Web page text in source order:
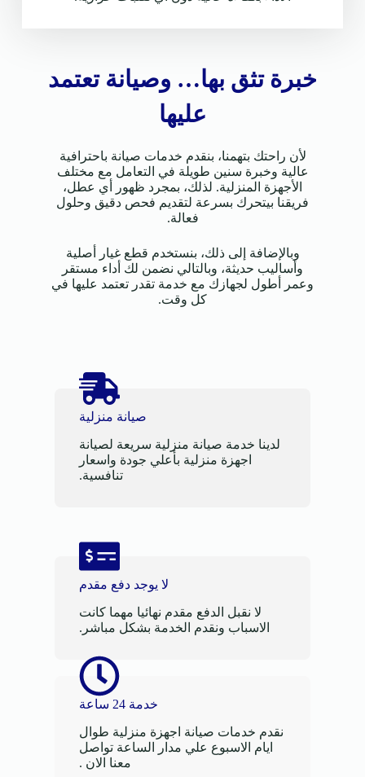
خبرة تثق بها… وصيانة تعتمد
عليها
لأن راحتك بتهمنا، بنقدم خدمات صيانة باحترافية
عالية وخبرة سنين طويلة في التعامل مع مختلف
الأجهزة المنزلية. لذلك، بمجرد ظهور أي عطل،
فريقنا بيتحرك بسرعة لتقديم فحص دقيق وحلول
فعالة.
وبالإضافة إلى ذلك، بنستخدم قطع غيار أصلية
وأساليب حديثة، وبالتالي نضمن لك أداء مستقر
وعمر أطول لجهازك مع خدمة تقدر تعتمد عليها في
كل وقت.
صيانة منزلية
لدينا خدمة صيانة منزلية سريعة لصيانة
اجهزة منزلية بأعلي جودة واسعار
تنافسية.
لا يوجد دفع مقدم
لا نقبل الدفع مقدم نهائيا مهما كانت
الاسباب ونقدم الخدمة بشكل مباشر.
خدمة 24 ساعة
نقدم خدمات صيانة اجهزة منزلية طوال
ايام الاسبوع علي مدار الساعة تواصل
معنا الان .